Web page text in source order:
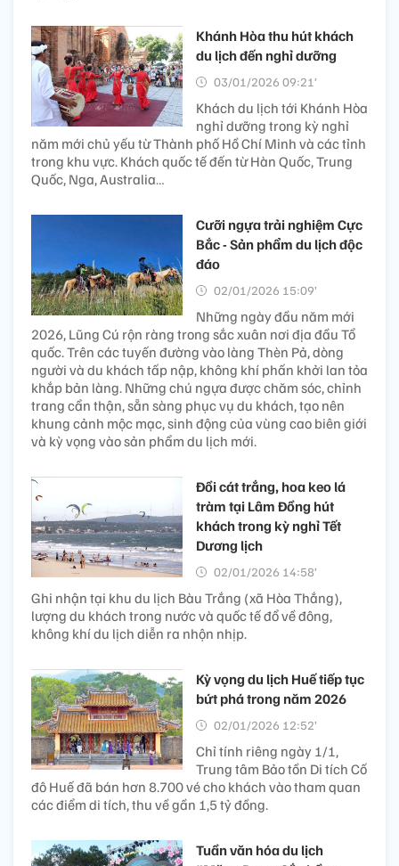
Khánh Hòa thu hút khách
du lịch đến nghỉ dưỡng
03/01/2026 09:21’
Khách du lịch tới Khánh Hòa
nghỉ dưỡng trong kỳ nghỉ
năm mới chủ yếu từ Thành phố Hồ Chí Minh và các tỉnh
trong khu vực. Khách quốc tế đến từ Hàn Quốc, Trung
Quốc, Nga, Australia…
Cưỡi ngựa trải nghiệm Cực
Bắc - Sản phẩm du lịch độc
đáo
02/01/2026 15:09’
Những ngày đầu năm mới
2026, Lũng Cú rộn ràng trong sắc xuân nơi địa đầu Tổ
quốc. Trên các tuyến đường vào làng Thèn Pả, dòng
người và du khách tấp nập, không khí phấn khởi lan tỏa
khắp bản làng. Những chú ngựa được chăm sóc, chỉnh
trang cẩn thận, sẵn sàng phục vụ du khách, tạo nên
khung cảnh mộc mạc, sinh động của vùng cao biên giới
và kỳ vọng vào sản phẩm du lịch mới.
Đồi cát trắng, hoa keo lá
tràm tại Lâm Đồng hút
khách trong kỳ nghỉ Tết
Dương lịch
02/01/2026 14:58’
Ghi nhận tại khu du lịch Bàu Trắng (xã Hòa Thắng),
lượng du khách trong nước và quốc tế đổ về đông,
không khí du lịch diễn ra nhộn nhịp.
Kỳ vọng du lịch Huế tiếp tục
bứt phá trong năm 2026
02/01/2026 12:52’
Chỉ tính riêng ngày 1/1,
Trung tâm Bảo tồn Di tích Cố
đô Huế đã bán hơn 8.700 vé cho khách vào tham quan
các điểm di tích, thu về gần 1,5 tỷ đồng.
Tuần văn hóa du lịch